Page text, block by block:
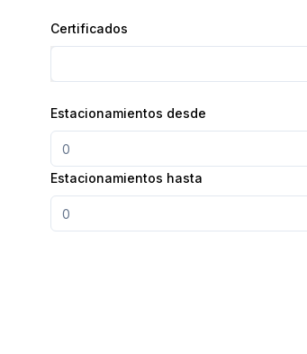
Certificados
Estacionamientos desde
Estacionamientos hasta